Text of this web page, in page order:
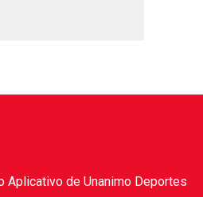
Aplicativo de Unanimo Deportes